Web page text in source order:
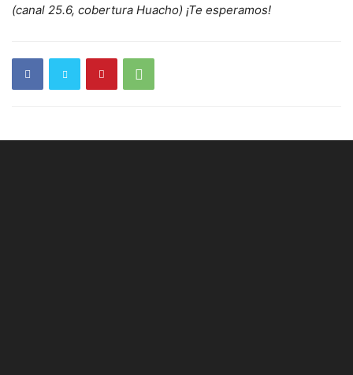
(canal 25.6, cobertura Huacho) ¡Te esperamos!